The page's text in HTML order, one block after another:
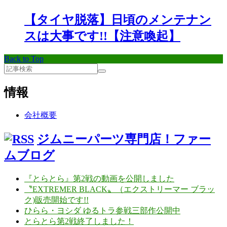
【タイヤ脱落】日頃のメンテナン
スは大事です!!【注意喚起】
Back to Top
情報
会社概要
ジムニーパーツ専門店！ファー
ムブログ
『とらとら』第2戦の動画を公開しました
〝EXTREMER BLACK〟（エクストリーマー ブラッ
ク)販売開始です!!
ひらら・ヨシダ ゆるトラ参戦三部作公開中
とらとら第2戦終了しました！